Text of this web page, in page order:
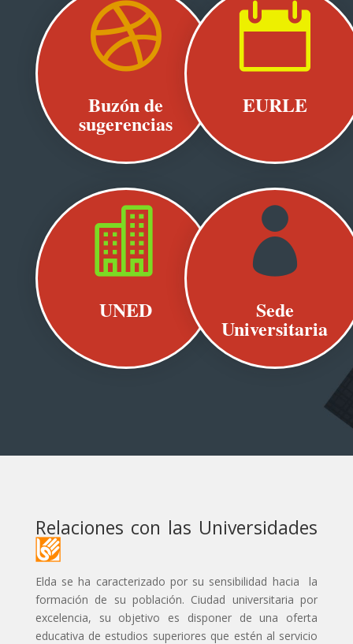

Buzón de
sugerencias

EURLE

UNED

Sede
Universitaria
Relaciones con las Universidades
Elda se ha caracterizado por su sensibilidad hacia la
formación de su población. Ciudad universitaria por
excelencia, su objetivo es disponer de una oferta
educativa de estudios superiores que estén al servicio